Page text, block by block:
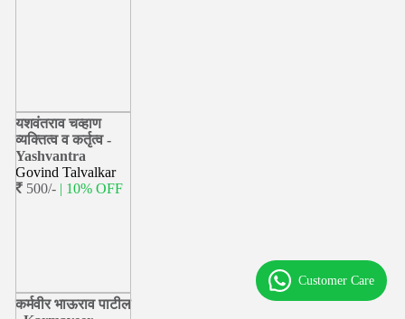
यशवंतराव चव्हाण
व्यक्तित्व व कर्तृत्व -
Yashvantra
Govind Talvalkar
500/- | 10% OFF
कर्मवीर भाऊराव पाटील
Customer Care